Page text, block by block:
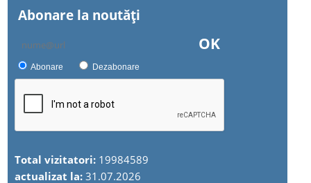
Abonare la noutăţi
OK
Abonare Dezabonare
Total vizitatori: 19984589
actualizat la:31.07.2026